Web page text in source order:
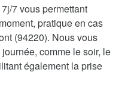
7 vous permettant
pratique en cas
(94220). Nous vous
comme le soir, le
également la prise